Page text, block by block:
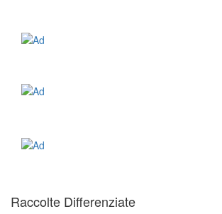
Raccolte Differenziate